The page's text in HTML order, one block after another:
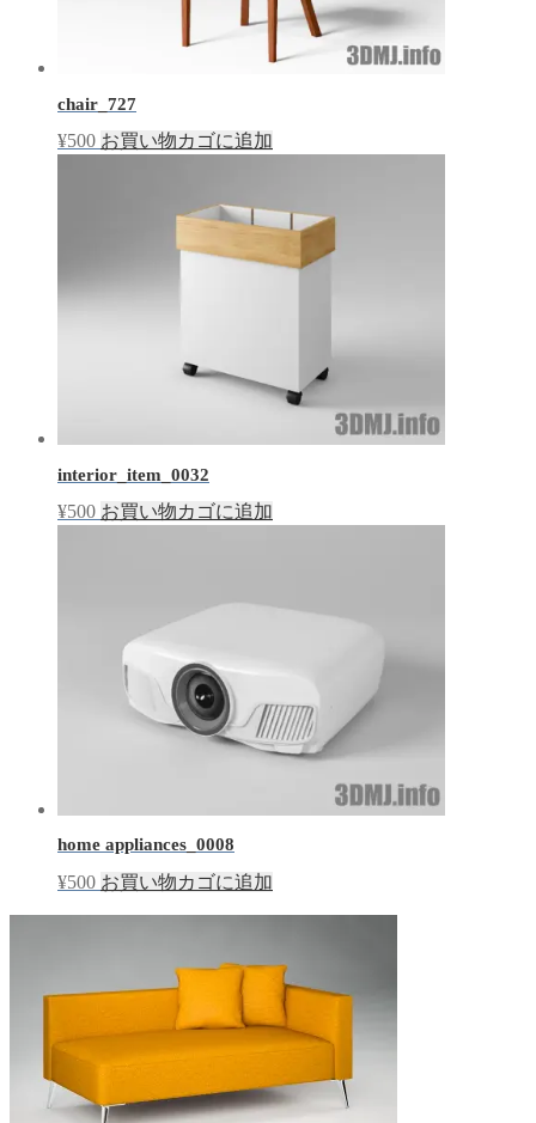
chair_727
¥500 お買い物カゴに追加
interior_item_0032
¥500 お買い物カゴに追加
home appliances_0008
¥500 お買い物カゴに追加